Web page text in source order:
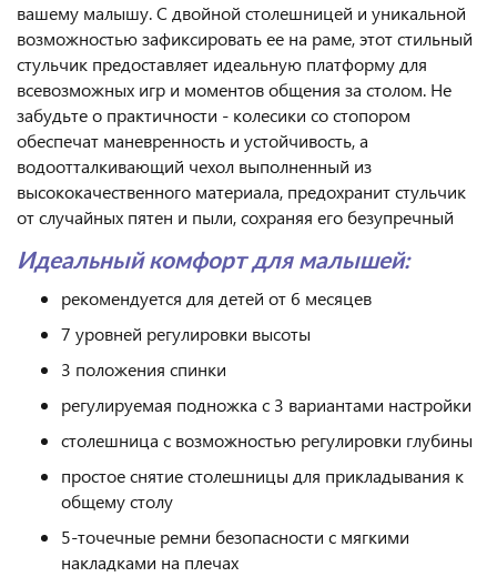
вашему малышу. С двойной столешницей и уникальной
возможностью зафиксировать ее на раме, этот стильный
стульчик предоставляет идеальную платформу для
всевозможных игр и моментов общения за столом. Не
забудьте о практичности - колесики со стопором
обеспечат маневренность и устойчивость, а
водоотталкивающий чехол выполненный из
высококачественного материала, предохранит стульчик
от случайных пятен и пыли, сохраняя его безупречный
Идеальный комфорт для малышей:
рекомендуется для детей от 6 месяцев
7 уровней регулировки высоты
3 положения спинки
регулируемая подножка с 3 вариантами настройки
столешница с возможностью регулировки глубины
простое снятие столешницы для прикладывания к
общему столу
5-точечные ремни безопасности с мягкими
накладками на плечах